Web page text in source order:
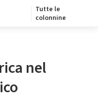
Tutte le
colonnine
nel